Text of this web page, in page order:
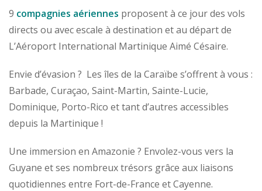
9 compagnies aériennes proposent à ce jour des vols
directs ou avec escale à destination et au départ de
L’Aéroport International Martinique Aimé Césaire.
Envie d’évasion ? Les îles de la Caraïbe s’offrent à vous :
Barbade, Curaçao, Saint-Martin, Sainte-Lucie,
Dominique, Porto-Rico et tant d’autres accessibles
depuis la Martinique !
Une immersion en Amazonie ? Envolez-vous vers la
Guyane et ses nombreux trésors grâce aux liaisons
quotidiennes entre Fort-de-France et Cayenne.